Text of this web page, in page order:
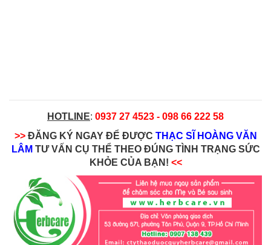
HOTLINE: 0937 27 4523 - 098 66 222 58
>> ĐĂNG KÝ NGAY ĐỂ ĐƯỢC THẠC SĨ HOÀNG VĂN
LÂM TƯ VẤN CỤ THỂ THEO ĐÚNG TÌNH TRẠNG SỨC
KHỎE CỦA BẠN! <<